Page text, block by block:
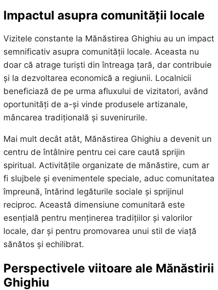
Impactul asupra comunității locale
Vizitele constante la Mănăstirea Ghighiu au un impact
semnificativ asupra comunității locale. Aceasta nu
doar că atrage turiști din întreaga țară, dar contribuie
și la dezvoltarea economică a regiunii. Localnicii
beneficiază de pe urma afluxului de vizitatori, având
oportunități de a-și vinde produsele artizanale,
mâncarea tradițională și suvenirurile.
Mai mult decât atât, Mănăstirea Ghighiu a devenit un
centru de întâlnire pentru cei care caută sprijin
spiritual. Activitățile organizate de mănăstire, cum ar
fi slujbele și evenimentele speciale, aduc comunitatea
împreună, întărind legăturile sociale și sprijinul
reciproc. Această dimensiune comunitară este
esențială pentru menținerea tradițiilor și valorilor
locale, dar și pentru promovarea unui stil de viață
sănătos și echilibrat.
Perspectivele viitoare ale Mănăstirii
Ghighiu